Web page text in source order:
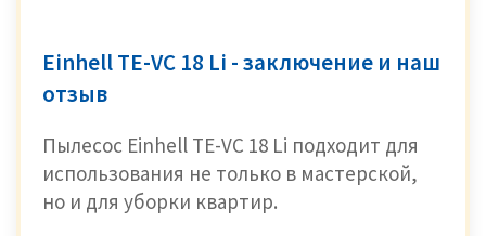
Einhell TE-VC 18 Li - заключение и наш
отзыв
Пылесос Einhell TE-VC 18 Li подходит для
использования не только в мастерской,
но и для уборки квартир.